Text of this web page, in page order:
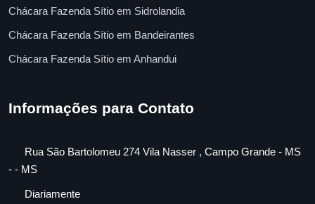
Chácara Fazenda Sítio em Sidrolandia
Chácara Fazenda Sítio em Bandeirantes
Chácara Fazenda Sítio em Anhandui
Informações para Contato
Rua São Bartolomeu 274 Vila Nasser , Campo Grande - MS
- - MS
Diariamente